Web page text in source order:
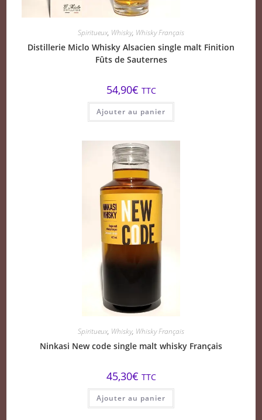
Spiritueux, Whisky, Whisky Français
Distillerie Miclo Whisky Alsacien single malt Finition
Fûts de Sauternes
54,90€ TTC
Ajouter au panier
Spiritueux, Whisky, Whisky Français
Ninkasi New code single malt whisky Français
45,30€ TTC
Ajouter au panier